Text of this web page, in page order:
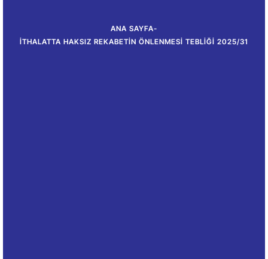
ANA SAYFA-
İTHALATTA HAKSIZ REKABETIN ÖNLENMESI TEBLIĞI 2025/31